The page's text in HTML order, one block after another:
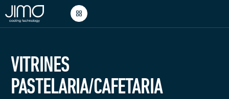
VITRINES
PASTELARIA/CAFETARIA